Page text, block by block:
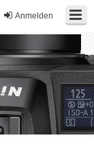
Anmelden